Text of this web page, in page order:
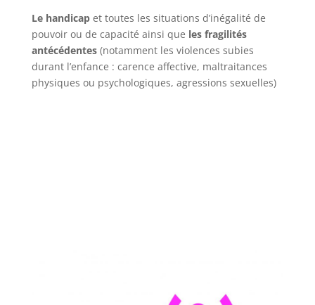
Le handicapet toutes les situations d’inégalité de
pouvoir ou de capacité ainsi que les fragilités
antécédentes(notamment les violences subies
durant l’enfance : carence affective, maltraitances
physiques ou psychologiques, agressions sexuelles)